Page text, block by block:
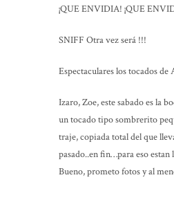
¡QUE ENVIDIA! ¡QUE
SNIFF Otra vez será !!!
Espectaculares los tocados de
Izaro, Zoe, este sabado es la
un tocado tipo sombrerito
traje, copiada total del que
pasado..en fin…para eso
Bueno, prometo fotos y al